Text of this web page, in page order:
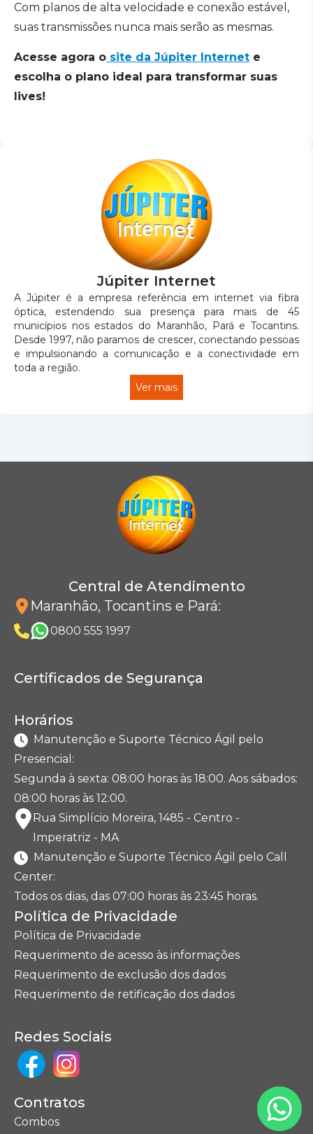
Com planos de alta velocidade e conexão estável,
suas transmissões nunca mais serão as mesmas.
Acesse agora o site da Júpiter Internet e
escolha o plano ideal para transformar suas
lives!
Júpiter Internet
A Júpiter é a empresa referência em internet via fibra
óptica, estendendo sua presença para mais de 45
municípios nos estados do Maranhão, Pará e Tocantins.
Desde 1997, não paramos de crescer, conectando pessoas
e impulsionando a comunicação e a conectividade em
toda a região.
Ver mais
Central de Atendimento
Maranhão, Tocantins e Pará:
0800 555 1997
Certificados de Segurança
Horários
Manutenção e Suporte Técnico Ágil pelo
Presencial:
Segunda à sexta: 08:00 horas às 18:00. Aos sábados:
08:00 horas às 12:00.
Rua Simplício Moreira, 1485 - Centro -
Imperatriz - MA
Manutenção e Suporte Técnico Ágil pelo Call
Center:
Todos os dias, das 07:00 horas às 23:45 horas.
Política de Privacidade
Política de Privacidade
Requerimento de acesso às informações
Requerimento de exclusão dos dados
Requerimento de retificação dos dados
Redes Sociais
Contratos
Combos